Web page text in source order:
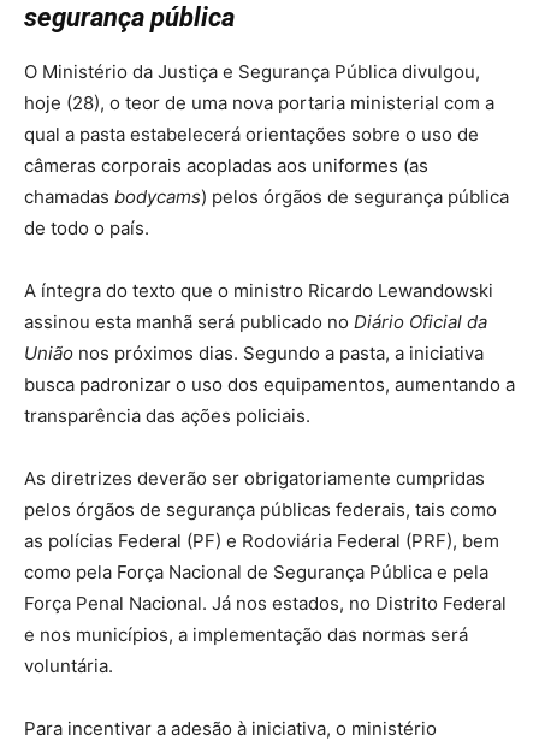
segurança pública
O Ministério da Justiça e Segurança Pública divulgou,
hoje (28), o teor de uma nova portaria ministerial com a
qual a pasta estabelecerá orientações sobre o uso de
câmeras corporais acopladas aos uniformes (as
chamadas bodycams) pelos órgãos de segurança pública
de todo o país.
A íntegra do texto que o ministro Ricardo Lewandowski
assinou esta manhã será publicado no Diário Oficial da
União nos próximos dias. Segundo a pasta, a iniciativa
busca padronizar o uso dos equipamentos, aumentando a
transparência das ações policiais.
As diretrizes deverão ser obrigatoriamente cumpridas
pelos órgãos de segurança públicas federais, tais como
as polícias Federal (PF) e Rodoviária Federal (PRF), bem
como pela Força Nacional de Segurança Pública e pela
Força Penal Nacional. Já nos estados, no Distrito Federal
e nos municípios, a implementação das normas será
voluntária.
Para incentivar a adesão à iniciativa, o ministério